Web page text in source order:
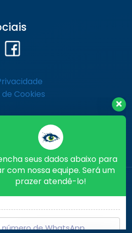
Cookies
Fresh Media
seus dados abaixo para
com nossa equipe. Será um
com aPolitica de